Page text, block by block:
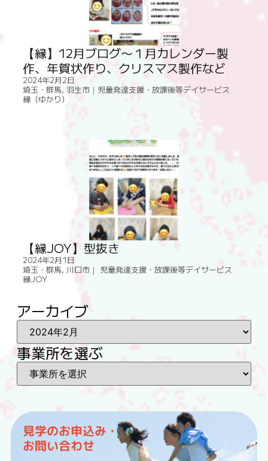
【縁】12月ブログ〜１月カレンダー製
作、年賀状作り、クリスマス製作など
2024年2月2日
埼玉・群馬, 羽生市｜児童発達支援・放課後等デイサービス
縁（ゆかり）
【縁JOY】型抜き
2024年2月1日
埼玉・群馬, 川口市｜ 児童発達支援・放課後等デイサービス
縁JOY
アーカイブ
事業所を選ぶ
見学のお申込み・
お問い合わせ